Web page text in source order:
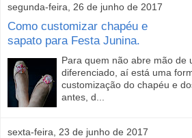
segunda-feira, 26 de junho de 2017
Como customizar chapéu e
sapato para Festa Junina.
Para quem não abre mão de
diferenciado, aí está uma
customização do chapéu e
antes, d...
sexta-feira, 23 de junho de 2017